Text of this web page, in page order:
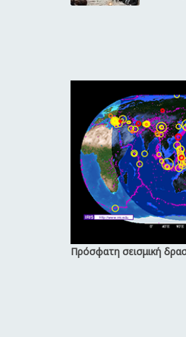
Πρόσφατη σεισμική